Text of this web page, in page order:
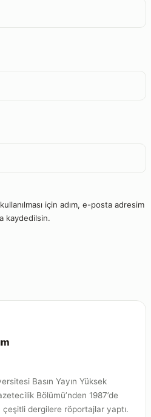
için adım, e-posta adresim
kaydedilsin.
Basın Yayın Yüksek
Bölümü’nden 1987’de
çeşitli dergilere röportajlar yaptı.